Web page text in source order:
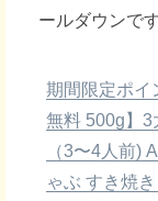
ールダウンで
期間限定ポイ
無料 500g】3
（3〜4人前)
ゃぶ すき焼